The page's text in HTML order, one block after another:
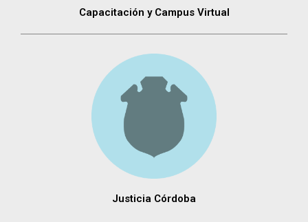
Capacitación y Campus Virtual
Justicia Córdoba